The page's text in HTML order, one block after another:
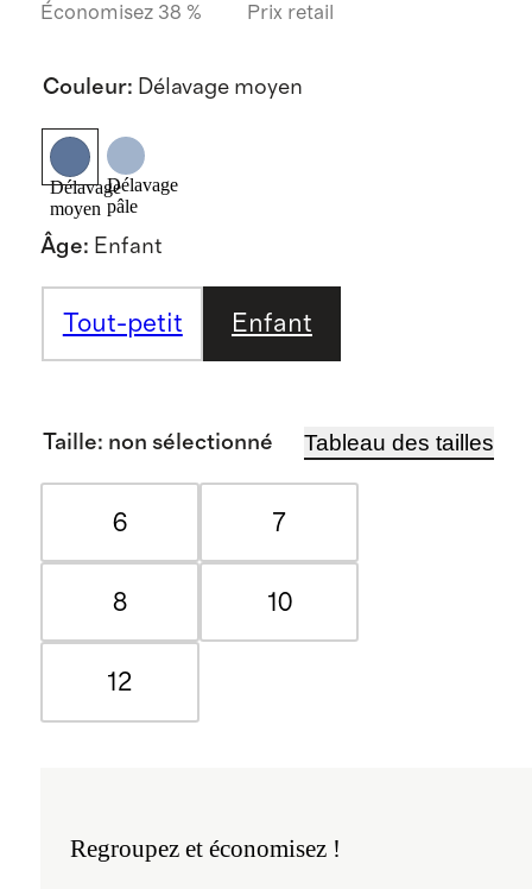
Économisez 38 % Prix retail
Couleur: Délavage moyen
Délavage
moyen
Délavage
pâle
Âge: Enfant
Tout-petit Enfant
Taille: non sélectionné Tableau des tailles
6 7
8 10
12
Regroupez et économisez !